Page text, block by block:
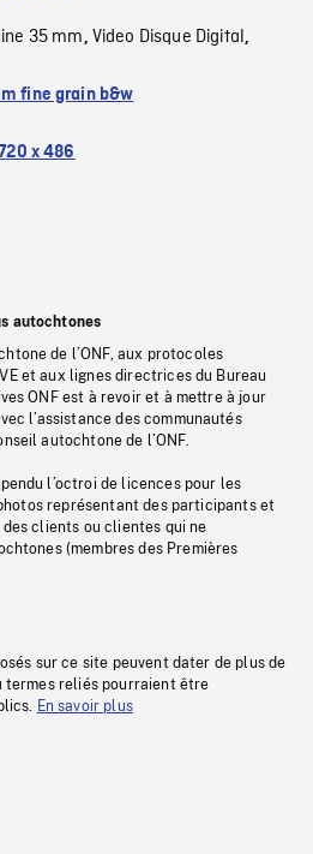
35 mm, Video Disque Digital,
fine grain b&w
x 486
autochtones
de l’ONF, aux protocoles
et aux lignes directrices du Bureau
ONF est à revoir et à mettre à jour
l’assistance des communautés
autochtone de l’ONF.
l’octroi de licences pour les
représentant des participants et
clients ou clientes qui ne
(membres des Premières
sur ce site peuvent dater de plus de
termes reliés pourraient être
En savoir plus